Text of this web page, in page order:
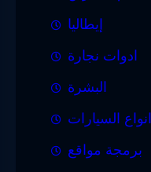
إيطاليا
ادوات نجارة
البشرة
انواع السيارات
برمجة مواقع